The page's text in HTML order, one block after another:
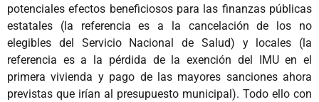
potenciales efectos beneficiosos para las finanzas públicas
estatales (la referencia es a la cancelación de los no
elegibles del Servicio Nacional de Salud) y locales (la
referencia es a la pérdida de la exención del IMU en el
primera vivienda y pago de las mayores sanciones ahora
previstas que irían al presupuesto municipal). Todo ello con